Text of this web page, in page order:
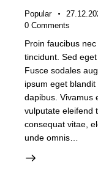
Popular
0 Comments
Proin faucibus
tincidunt. Sed
Fusce sodales
ipsum eget
dapibus. Vivamus
vulputate eleifend
consequat vitae,
unde omnis…